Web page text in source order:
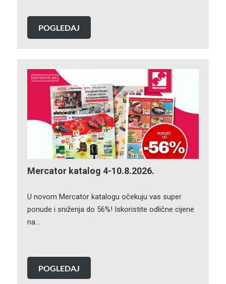
POGLEDAJ
Mercator katalog 4-10.8.2026.
U novom Mercator katalogu očekuju vas super
ponude i sniženja do 56%! Iskoristite odlične cijene
na…
POGLEDAJ